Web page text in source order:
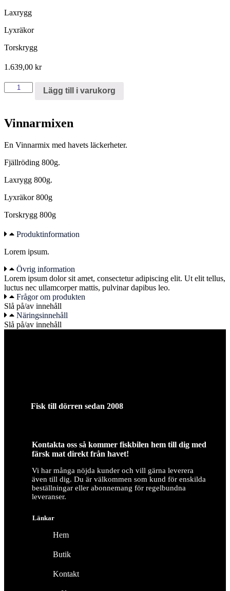
Laxrygg
Lyxräkor
Torskrygg
1.639,00 kr
Vinnarmixen
mängd
Lägg till i varukorg
Vinnarmixen
En Vinnarmix med havets läckerheter.
Fjällröding 800g.
Laxrygg 800g.
Lyxräkor 800g
Torskrygg 800g
Produktinformation
Lorem ipsum.
Övrig information
Lorem ipsum dolor sit amet, consectetur adipiscing elit. Ut elit tellus,
luctus nec ullamcorper mattis, pulvinar dapibus leo.
Frågor om produkten
Slå på/av innehåll
Näringsinnehåll
Slå på/av innehåll
Fisk till dörren sedan 2008
Kontakta oss så kommer fiskbilen hem till dig med
färsk mat direkt från havet!
Vi har många nöjda kunder och vill gärna leverera
även till dig. Du är välkommen som kund för enskilda
beställningar eller abonnemang för regelbundna
leveranser.
Länkar
Hem
Butik
Kontakt